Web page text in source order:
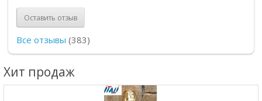
Оставить отзыв
Все отзывы (383)
Хит продаж